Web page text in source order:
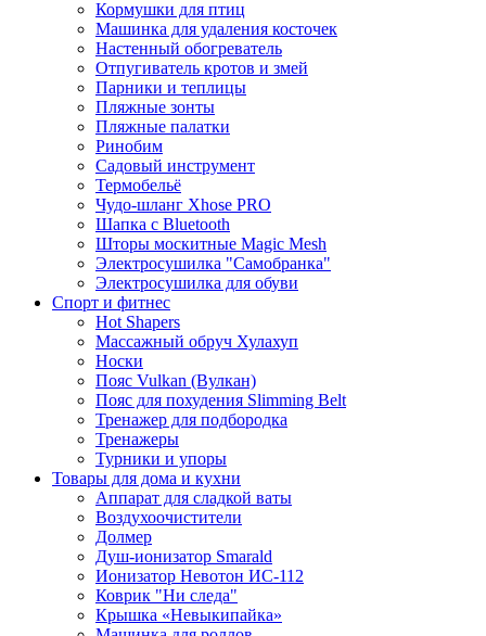
Кормушки для птиц
Машинка для удаления косточек
Настенный обогреватель
Отпугиватель кротов и змей
Парники и теплицы
Пляжные зонты
Пляжные палатки
Ринобим
Садовый инструмент
Термобельё
Чудо-шланг Xhose PRO
Шапка с Bluetooth
Шторы москитные Magic Mesh
Электросушилка "Самобранка"
Электросушилка для обуви
Спорт и фитнес
Hot Shapers
Массажный обруч Хулахуп
Носки
Пояс Vulkan (Вулкан)
Пояс для похудения Slimming Belt
Тренажер для подбородка
Тренажеры
Турники и упоры
Товары для дома и кухни
Аппарат для сладкой ваты
Воздухоочистители
Долмер
Душ-ионизатор Smarald
Ионизатор Невотон ИС-112
Коврик "Ни следа"
Крышка «Невыкипайка»